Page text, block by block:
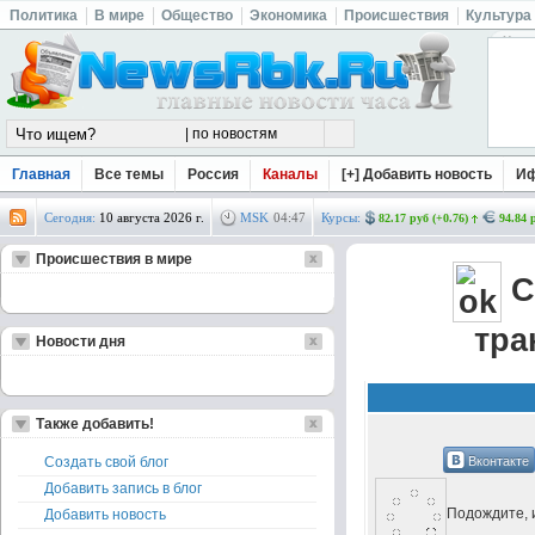
Политика В мире Общество Экономика Происшествия Культура
Главная Все темы Россия Каналы [+] Добавить новость
Сегодня: 10 августа 2026 г. MSK 04:47 Курсы: 82.17 руб (+0.76) 94.84
Вконтакте
Подождите,
Происшествия в мире
Новости дня
Также добавить!
Создать свой блог
Добавить запись в блог
Добавить новость